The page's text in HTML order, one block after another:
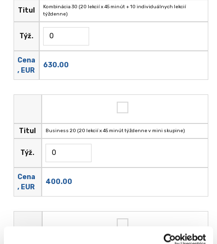
Titul
Týž.
Cena
, EUR
Kombinácia 30 (20 lekcií x 45 minút + 10 individuálnych lekcií
týždenne)
630.00
Titul
Týž.
Cena
, EUR
Business 20 (20 lekcií x 45 minút týždenne v mini skupine)
400.00